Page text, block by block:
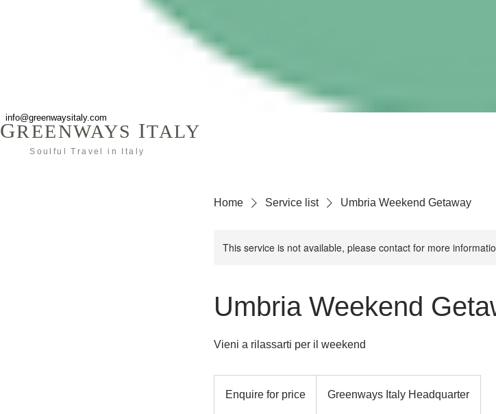
info@greenwaysitaly.com
GREENWAYS ITALY
Soulful Travel in Italy
Home Service list Umbria Weekend Getaway
This service is not available, please contact for more
Umbria Weekend
Vieni a rilassarti per il weekend
priceEnquire for price Greenways Italy Headquarter